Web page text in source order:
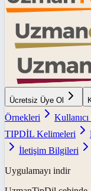
Ücretsiz Üye Ol
Örnekleri
TIPDİL Kelimeleri
İletişim Bilgileri
Uygulamayı indir